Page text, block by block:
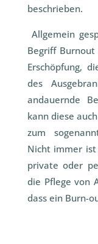
beschrieben.
Allgemein
Begriff
Erschöpfung,
des
andauernde
kann diese
zum
Nicht immer ist
private oder
die Pflege von
dass ein Burn-